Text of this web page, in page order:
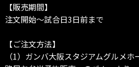
【販売期間】
注文開始～試合日3日前まで
【ご注文方法】
（1）ガンバ大阪スタジアムグルメ